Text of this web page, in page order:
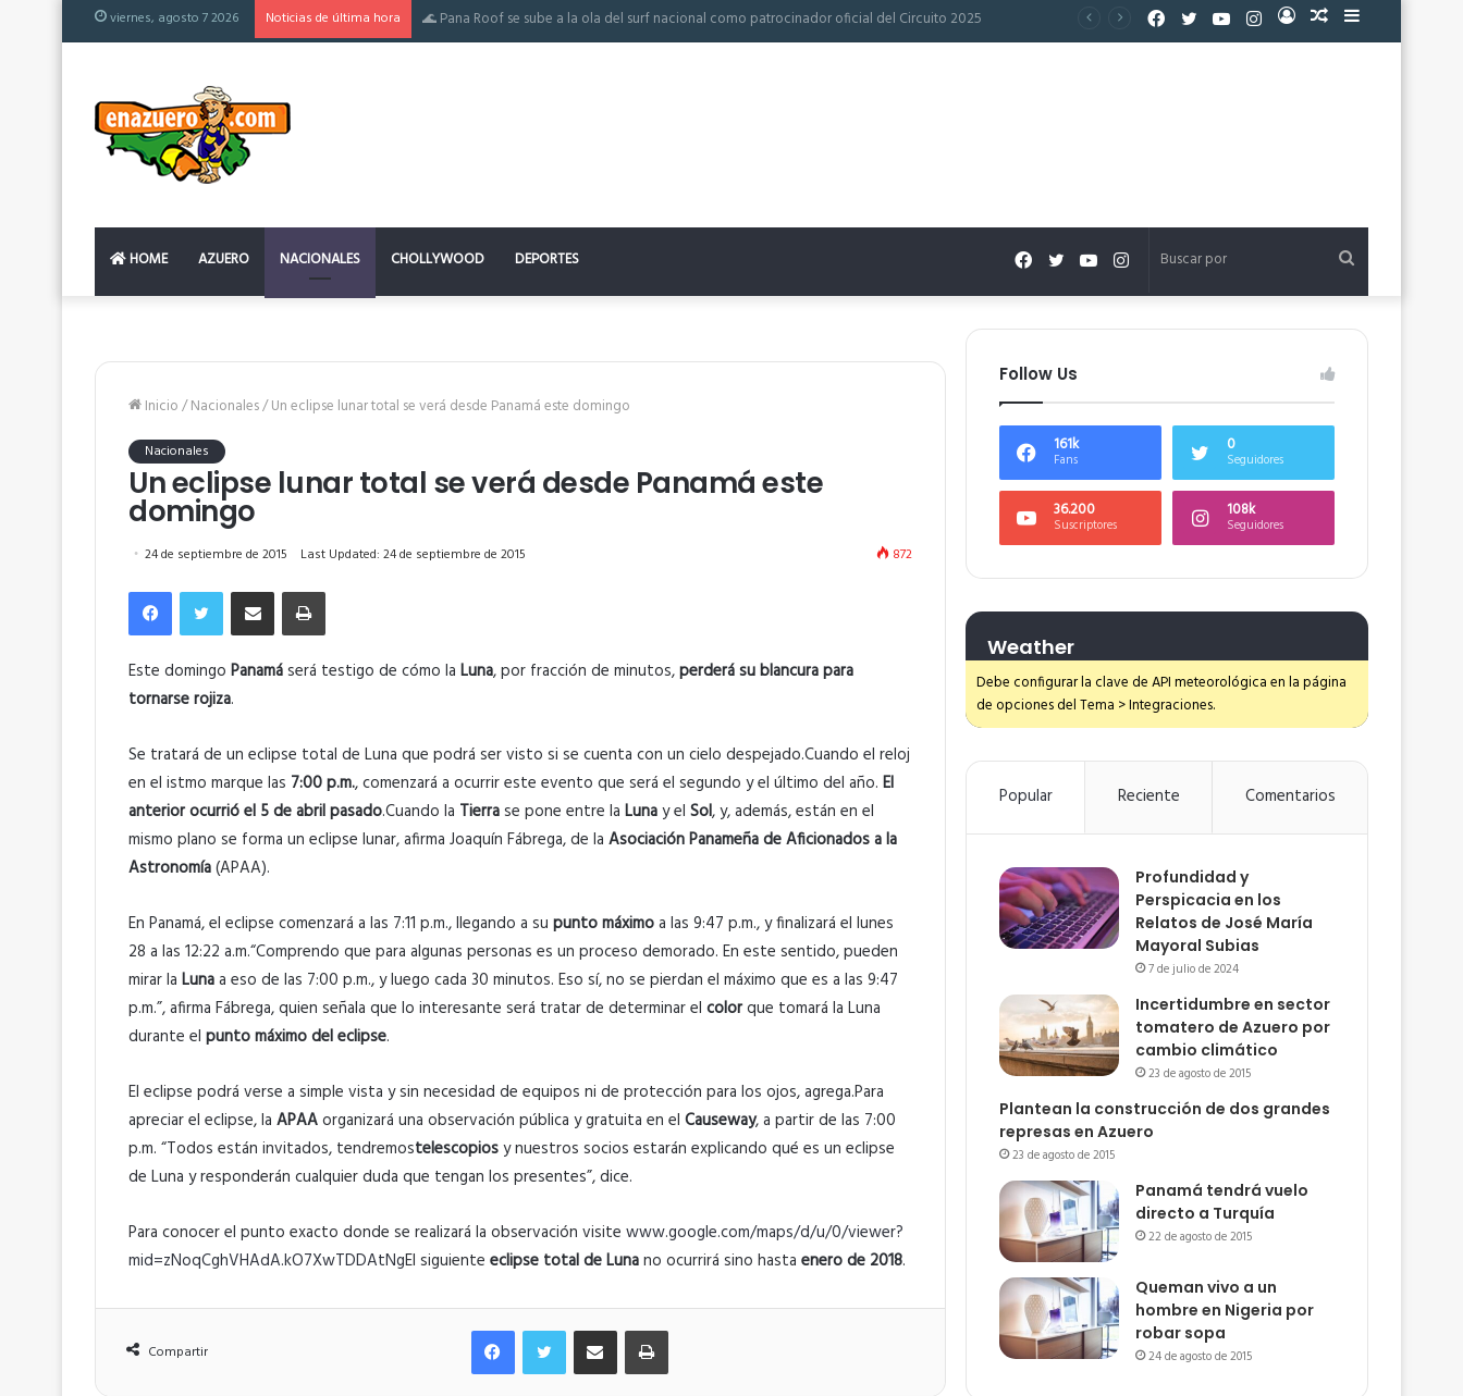
viernes, agosto 7 2026 Noticias de última hora El colchón perfecto: la clave para un descanso reparador
Barra
Publicación
Acceso
Instagram
YouTube
Twitter
Facebook
HOME AZUERO NACIONALES CHOLLYWOOD DEPORTES Buscar
por
Instagram
YouTube
Twitter
Facebook
Inicio/Nacionales/Un eclipse lunar total se verá desde Panamá este domingo
Nacionales
Un eclipse lunar total se verá desde Panamá este
domingo
24 de septiembre de 2015 Last Updated: 24 de septiembre de 2015 872
FacebookTwitter Compartir por correo electrónicoImprimir
Este domingo Panamáserá testigo de cómo la Luna, por fracción de minutos,perderá su blancura para
tornarse rojiza.
Se tratará de un eclipse total de Luna que podrá ser visto si se cuenta con un cielo despejado.Cuando el reloj
en el istmo marque las 7:00 p.m., comenzará a ocurrir este evento que será el segundo y el último del año. El
anterior ocurrió el 5 de abril pasado.Cuando la Tierrase pone entre la Lunay el Sol, y, además, están en el
mismo plano se forma un eclipse lunar, afirma Joaquín Fábrega, de la Asociación Panameña de Aficionados a la
Astronomía(APAA).
En Panamá, el eclipse comenzará a las 7:11 p.m., llegando a su punto máximoa las 9:47 p.m., y finalizará el lunes
28 a las 12:22 a.m.“Comprendo que para algunas personas es un proceso demorado. En este sentido, pueden
mirar la Lunaa eso de las 7:00 p.m., y luego cada 30 minutos. Eso sí, no se pierdan el máximo que es a las 9:47
p.m.”, afirma Fábrega, quien señala que lo interesante será tratar de determinar el colorque tomará la Luna
durante el punto máximo del eclipse.
El eclipse podrá verse a simple vista y sin necesidad de equipos ni de protección para los ojos, agrega.Para
apreciar el eclipse, la APAAorganizará una observación pública y gratuita en el Causeway, a partir de las 7:00
p.m. “Todos están invitados, tendremostelescopiosy nuestros socios estarán explicando qué es un eclipse
de Luna y responderán cualquier duda que tengan los presentes”, dice.
Para conocer el punto exacto donde se realizará la observación visite www.google.com/maps/d/u/0/viewer?
mid=zNoqCghVHAdA.kO7XwTDDAtNgEl siguiente eclipse total de Lunano ocurrirá sino hasta enero de 2018.
Compartir
FacebookTwitter Compartir por correo electrónicoImprimir
Follow Us
161k
Fans
0
Seguidores
36.200
Suscriptores
108k
Seguidores
Weather
Debe configurar la clave de API meteorológica en la página
de opciones del Tema > Integraciones.
Popular Reciente Comentarios
Profundidad y
Perspicacia en los
Relatos de José María
Mayoral Subias
7 de julio de 2024
Incertidumbre en sector
tomatero de Azuero por
cambio climático
23 de agosto de 2015
Plantean la construcción de dos grandes
represas en Azuero
23 de agosto de 2015
Panamá tendrá vuelo
directo a Turquía
22 de agosto de 2015
Queman vivo a un
hombre en Nigeria por
robar sopa
24 de agosto de 2015